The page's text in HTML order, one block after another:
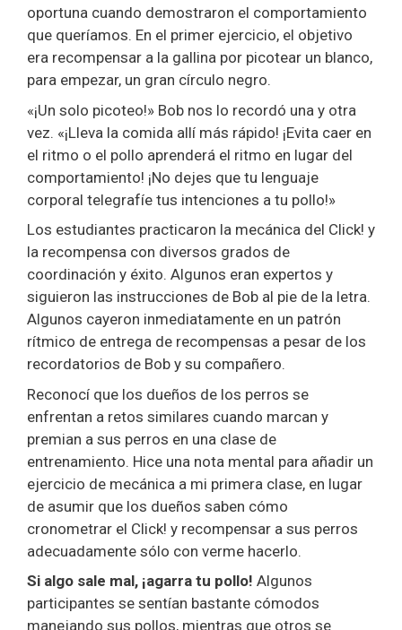
oportuna cuando demostraron el comportamiento
que queríamos. En el primer ejercicio, el objetivo
era recompensar a la gallina por picotear un blanco,
para empezar, un gran círculo negro.
«¡Un solo picoteo!» Bob nos lo recordó una y otra
vez. «¡Lleva la comida allí más rápido! ¡Evita caer en
el ritmo o el pollo aprenderá el ritmo en lugar del
comportamiento! ¡No dejes que tu lenguaje
corporal telegrafíe tus intenciones a tu pollo!»
Los estudiantes practicaron la mecánica del Click! y
la recompensa con diversos grados de
coordinación y éxito. Algunos eran expertos y
siguieron las instrucciones de Bob al pie de la letra.
Algunos cayeron inmediatamente en un patrón
rítmico de entrega de recompensas a pesar de los
recordatorios de Bob y su compañero.
Reconocí que los dueños de los perros se
enfrentan a retos similares cuando marcan y
premian a sus perros en una clase de
entrenamiento. Hice una nota mental para añadir un
ejercicio de mecánica a mi primera clase, en lugar
de asumir que los dueños saben cómo
cronometrar el Click! y recompensar a sus perros
adecuadamente sólo con verme hacerlo.
Si algo sale mal, ¡agarra tu pollo! Algunos
participantes se sentían bastante cómodos
manejando sus pollos, mientras que otros se